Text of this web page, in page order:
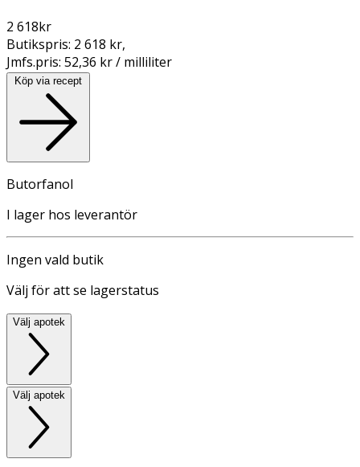
2 618kr
Butikspris: 2 618 kr,
Jmfs.pris: 52,36 kr / milliliter
Köp via recept
Butorfanol
I lager hos leverantör
Ingen vald butik
Välj för att se lagerstatus
Välj apotek
Välj apotek